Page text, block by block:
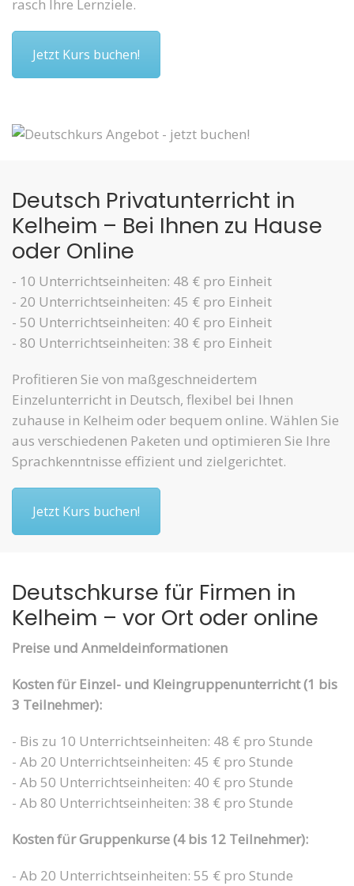
rasch Ihre Lernziele.
Jetzt Kurs buchen!
Deutsch Privatunterricht in
Kelheim – Bei Ihnen zu Hause
oder Online
- 10 Unterrichtseinheiten: 48 € pro Einheit
- 20 Unterrichtseinheiten: 45 € pro Einheit
- 50 Unterrichtseinheiten: 40 € pro Einheit
- 80 Unterrichtseinheiten: 38 € pro Einheit
Profitieren Sie von maßgeschneidertem
Einzelunterricht in Deutsch, flexibel bei Ihnen
zuhause in Kelheim oder bequem online. Wählen Sie
aus verschiedenen Paketen und optimieren Sie Ihre
Sprachkenntnisse effizient und zielgerichtet.
Jetzt Kurs buchen!
Deutschkurse für Firmen in
Kelheim – vor Ort oder online
Preise und Anmeldeinformationen
Kosten für Einzel- und Kleingruppenunterricht (1 bis
3 Teilnehmer):
- Bis zu 10 Unterrichtseinheiten: 48 € pro Stunde
- Ab 20 Unterrichtseinheiten: 45 € pro Stunde
- Ab 50 Unterrichtseinheiten: 40 € pro Stunde
- Ab 80 Unterrichtseinheiten: 38 € pro Stunde
Kosten für Gruppenkurse (4 bis 12 Teilnehmer):
- Ab 20 Unterrichtseinheiten: 55 € pro Stunde